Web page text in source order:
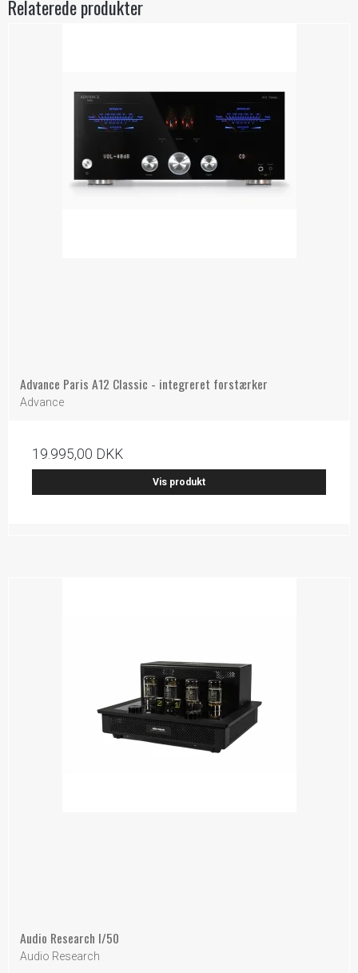
Relaterede produkter
Advance Paris A12 Classic - integreret forstærker
Advance
19.995,00 DKK
Vis produkt
Audio Research I/50
Audio Research